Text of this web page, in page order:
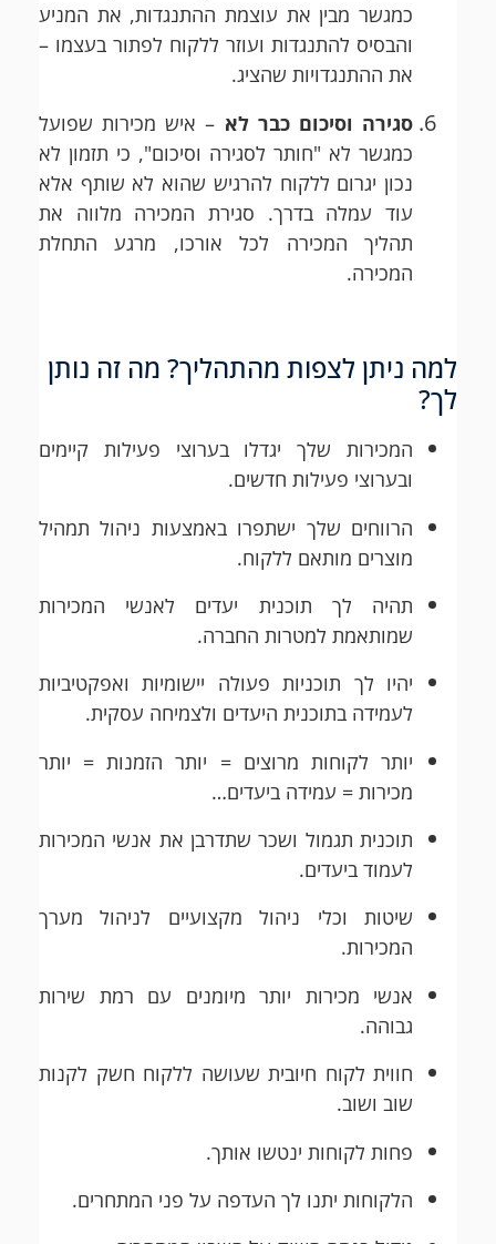
כמגשר מבין את עוצמת ההתנגדות, את המניע
והבסיס להתנגדות ועוזר ללקוח לפתור בעצמו –
את ההתנגדויות שהציג.
סגירה וסיכום כבר לא – איש מכירות שפועל
כמגשר לא "חותר לסגירה וסיכום", כי תזמון לא
נכון יגרום ללקוח להרגיש שהוא לא שותף אלא
עוד עמלה בדרך. סגירת המכירה מלווה את
תהליך המכירה לכל אורכו, מרגע התחלת
המכירה.
למה ניתן לצפות מהתהליך? מה זה נותן
לך?
המכירות שלך יגדלו בערוצי פעילות קיימים
ובערוצי פעילות חדשים.
הרווחים שלך ישתפרו באמצעות ניהול תמהיל
מוצרים מותאם ללקוח.
תהיה לך תוכנית יעדים לאנשי המכירות
שמותאמת למטרות החברה.
יהיו לך תוכניות פעולה יישומיות ואפקטיביות
לעמידה בתוכנית היעדים ולצמיחה עסקית.
יותר לקוחות מרוצים = יותר הזמנות = יותר
מכירות = עמידה ביעדים…
תוכנית תגמול ושכר שתדרבן את אנשי המכירות
לעמוד ביעדים.
שיטות וכלי ניהול מקצועיים לניהול מערך
המכירות.
אנשי מכירות יותר מיומנים עם רמת שירות
גבוהה.
חווית לקוח חיובית שעושה ללקוח חשק לקנות
שוב ושוב.
פחות לקוחות ינטשו אותך.
הלקוחות יתנו לך העדפה על פני המתחרים.